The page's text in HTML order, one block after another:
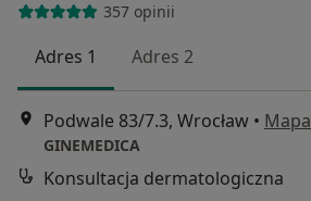
357 opinii
Adres 1 Adres 2
Podwale 83/7.3, Wrocław • Mapa
GINEMEDICA
Konsultacja dermatologiczna